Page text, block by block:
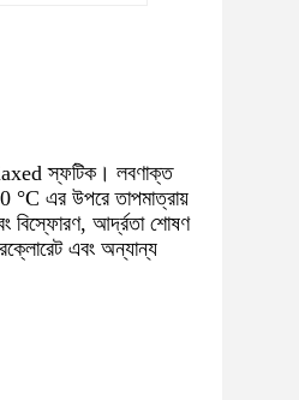
স্ফটিক। লবণাক্ত
°C এর উপরে তাপমাত্রায়
বিস্ফোরণ, আর্দ্রতা শোষণ
এবং অন্যান্য